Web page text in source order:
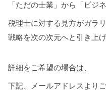
「ただの士業」から「ビジ
税理士に対する見方がガラ
戦略を次の次元へと引き上
詳細をご希望の場合は、
下記、メールアドレスより